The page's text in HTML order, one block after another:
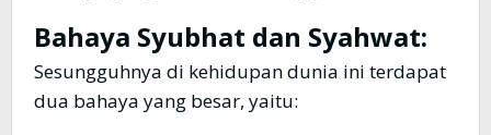
Bahaya Syubhat dan Syahwat:
Sesungguhnya di kehidupan dunia ini terdapat
dua bahaya yang besar, yaitu: